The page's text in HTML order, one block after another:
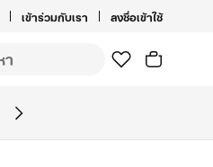
เข้าร่วมกับเรา ลงชื่อเข้าใช้